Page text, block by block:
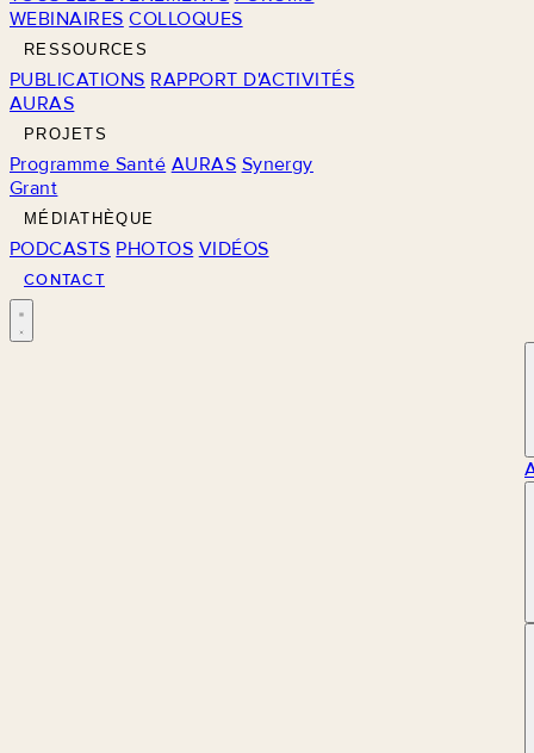
WEBINAIRES COLLOQUES
RESSOURCES
PUBLICATIONS RAPPORT D'ACTIVITÉS
AURAS
PROJETS
Programme Santé AURAS Synergy
Grant
MÉDIATHÈQUE
PODCASTS PHOTOS VIDÉOS
CONTACT